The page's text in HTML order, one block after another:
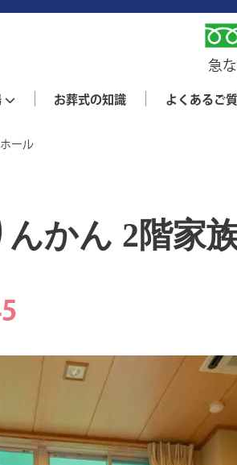
急
お葬式の知識 よくあるご
ール
かん 2階家